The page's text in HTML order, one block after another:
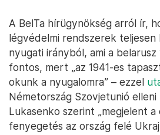
A BelTa hírügynökség arról ír,
légvédelmi rendszerek
nyugati irányból, ami a
fontos, mert „az 1941-es
okunk a nyugalomra” – ezzel
Németország Szovjetunió elleni
Lukasenko szerint „megjelent a
fenyegetés az ország felé